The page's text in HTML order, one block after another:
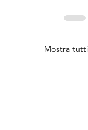
Mostra tutti